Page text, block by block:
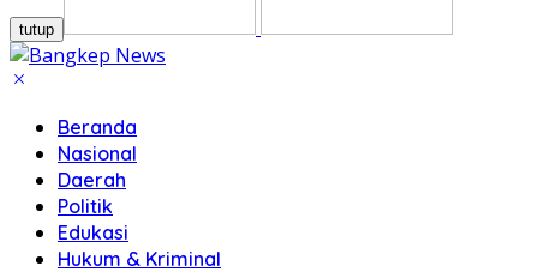
tutup
Beranda
Nasional
Daerah
Politik
Edukasi
Hukum & Kriminal